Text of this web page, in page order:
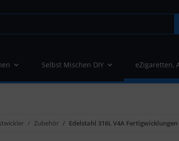
Selbst Mischen DIY eZigaretten,
Zubehör Edelstahl 316L V4A Fertigwicklungen